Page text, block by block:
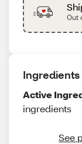
Out
Ingredients
Active
ingredients
See